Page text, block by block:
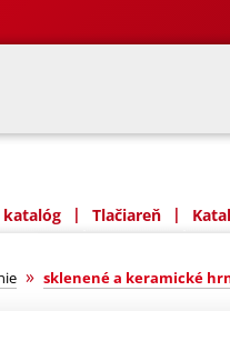
katalóg | Tlačiareň |
» sklenené a keramické